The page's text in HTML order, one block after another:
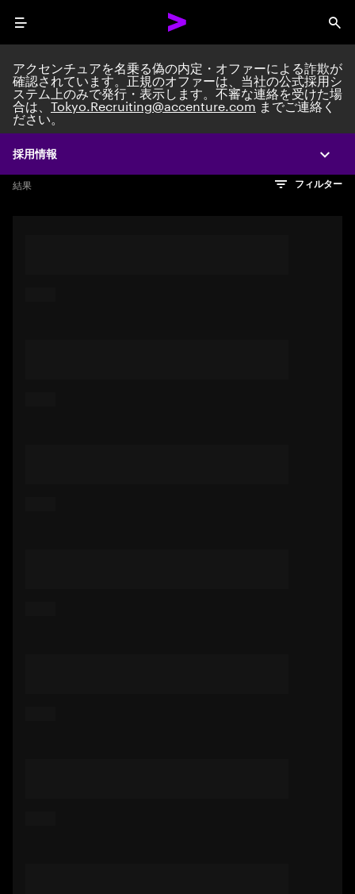
Menu
採用情報
アクセンチュアを名乗る偽の内定・オファーによる詐欺が
確認されています。正規のオファーは、当社の公式採用シ
ステム上のみで発行・表示します。不審な連絡を受けた場
合は、Tokyo.Recruiting@accenture.comまでご連絡く
ださい。
Search jobs at
検索のヒント
希望の仕事を表すフレーズや文章を使って検索してみてくださ
い。キーワードを引用符で囲むことで、完全一致検索もできま
文字数制限に達しました
検索結果を見るにはEnterキーを押してください
結果 フィルター